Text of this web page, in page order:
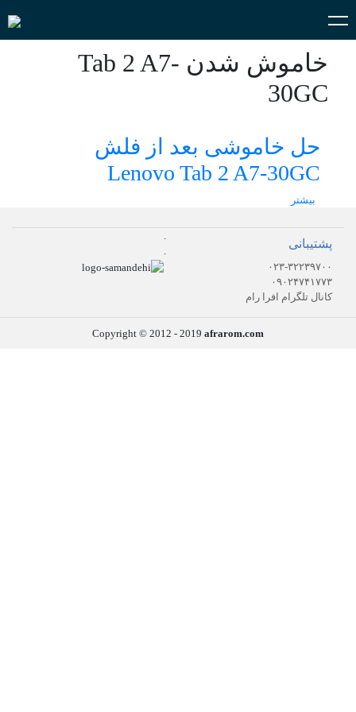
خاموش شدن Tab 2 A7-
30GC
حل خاموشی بعد از فلش
Lenovo Tab 2 A7-30GC
بیشتر
پشتیبانی
۰۲۳-۳۲۲۳۹۷۰۰
۰۹۰۲۴۷۴۱۷۷۳
کانال تلگرام افرا رام
.
.
Copyright © 2012 - 2019 afrarom.com